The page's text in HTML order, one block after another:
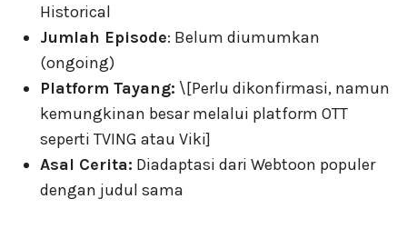
Historical
Jumlah Episode: Belum diumumkan
(ongoing)
Platform Tayang: \[Perlu dikonfirmasi, namun
kemungkinan besar melalui platform OTT
seperti TVING atau Viki]
Asal Cerita: Diadaptasi dari Webtoon populer
dengan judul sama